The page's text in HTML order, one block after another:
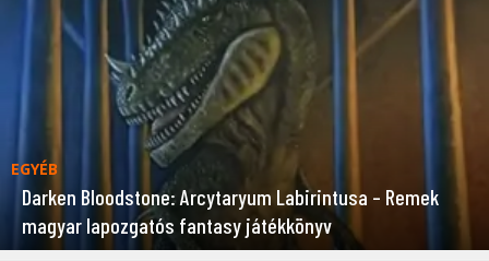
EGYÉB
Darken Bloodstone: Arcytaryum Labirintusa – Remek
magyar lapozgatós fantasy játékkönyv